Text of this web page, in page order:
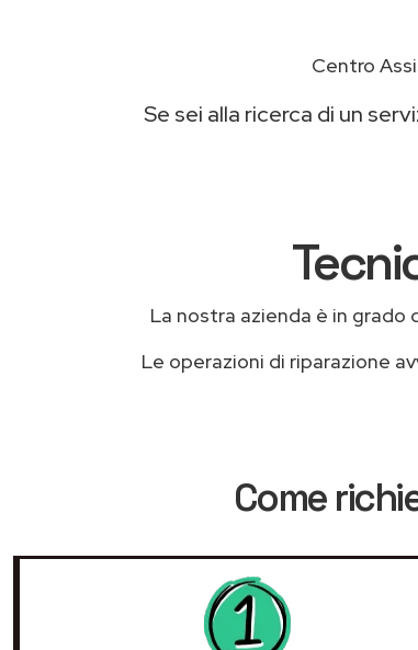
Centro
Se sei alla ricerca di un
La nostra azienda è in grado
Le operazioni di riparazione
Come